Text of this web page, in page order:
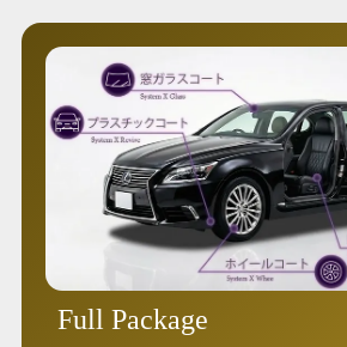
Full Package